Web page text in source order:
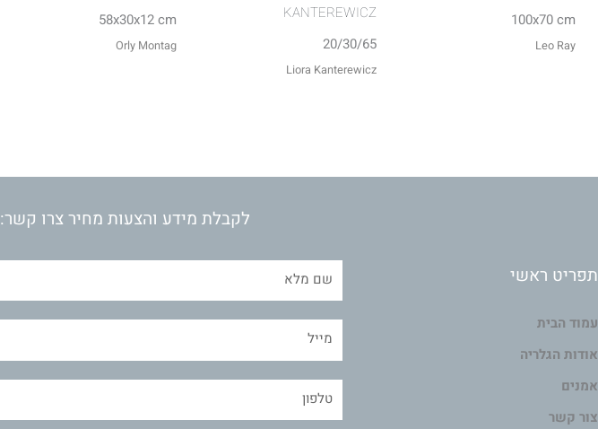
100x70 cm
Leo Ray
KANTEREWICZ
20/30/65
Liora Kanterewicz
58x30x12 cm
Orly Montag
תפריט ראשי
עמוד הבית
אודות הגלריה
אמנים
צור קשר
לקבלת מידע והצעות מחיר צרו קשר: